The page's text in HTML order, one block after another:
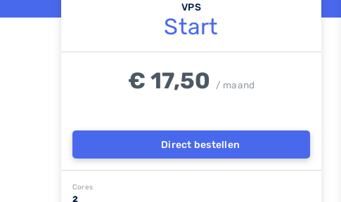
VPS
Start
€ 17,50 / maand
Direct bestellen
Cores
2